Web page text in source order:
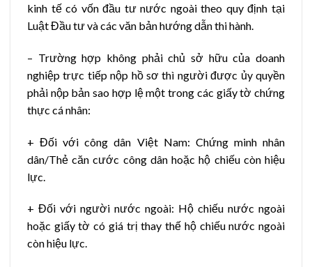
kinh tế có vốn đầu tư nước ngoài theo quy định tại
Luật Đầu tư và các văn bản hướng dẫn thi hành.
– Trường hợp không phải chủ sở hữu của doanh
nghiệp trực tiếp nộp hồ sơ thì người được ủy quyền
phải nộp bản sao hợp lệ một trong các giấy tờ chứng
thực cá nhân:
+ Đối với công dân Việt Nam: Chứng minh nhân
dân/Thẻ căn cước công dân hoặc hộ chiếu còn hiệu
lực.
+ Đối với người nước ngoài: Hộ chiếu nước ngoài
hoặc giấy tờ có giá trị thay thế hộ chiếu nước ngoài
còn hiệu lực.